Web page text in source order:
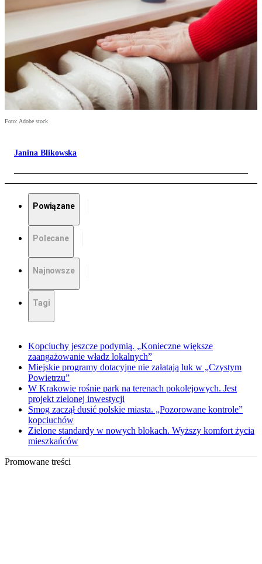
Foto: Adobe stock
Janina Blikowska
Powiązane
Polecane
Najnowsze
Tagi
Kopciuchy jeszcze podymią. „Konieczne większe
zaangażowanie władz lokalnych”
Miejskie programy dotacyjne nie załatają luk w „Czystym
Powietrzu”
W Krakowie rośnie park na terenach pokolejowych. Jest
projekt zielonej inwestycji
Smog zaczął dusić polskie miasta. „Pozorowane kontrole”
kopciuchów
Zielone standardy w nowych blokach. Wyższy komfort życia
mieszkańców
Promowane treści